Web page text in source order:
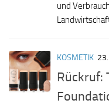
und
KOSMETIK
Rückruf: